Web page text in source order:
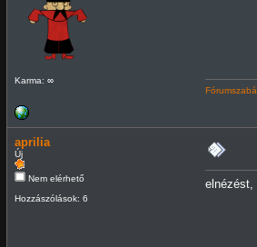
Karma: ∞
aprilia
Új
Nem elérhető
Hozzászólások: 6
elnézést,